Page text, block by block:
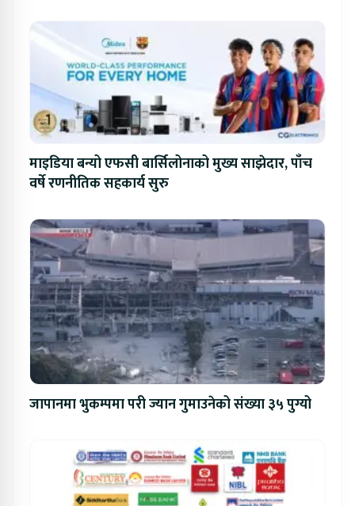
माइडिया बन्यो एफसी बार्सिलोनाको मुख्य साझेदार, पाँच
वर्षे रणनीतिक सहकार्य सुरु
जापानमा भुकम्पमा परी ज्यान गुमाउनेको संख्या ३५ पुग्यो